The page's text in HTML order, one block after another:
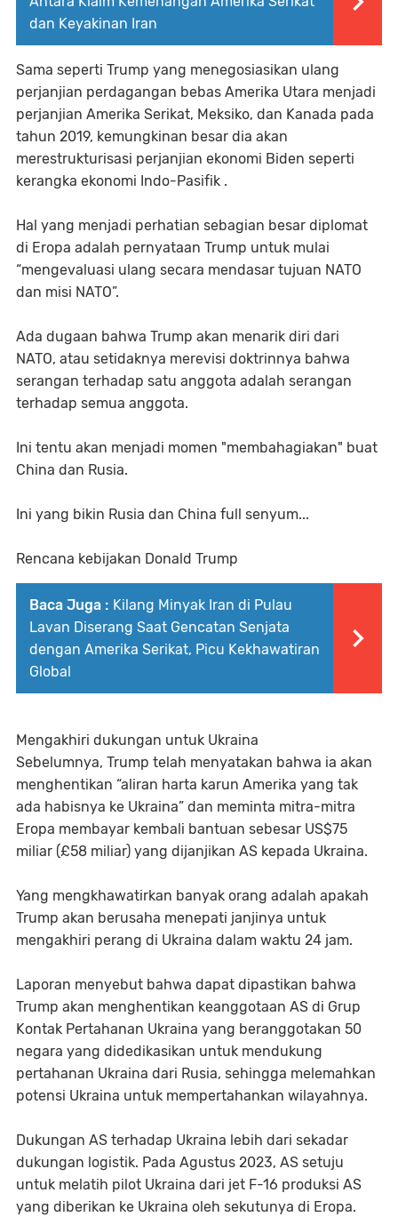
dan Keyakinan Iran
Sama seperti Trump yang menegosiasikan ulang
perjanjian perdagangan bebas Amerika Utara menjadi
perjanjian Amerika Serikat, Meksiko, dan Kanada pada
tahun 2019, kemungkinan besar dia akan
merestrukturisasi perjanjian ekonomi Biden seperti
kerangka ekonomi Indo-Pasifik .
Hal yang menjadi perhatian sebagian besar diplomat
di Eropa adalah pernyataan Trump untuk mulai
“mengevaluasi ulang secara mendasar tujuan NATO
dan misi NATO”.
Ada dugaan bahwa Trump akan menarik diri dari
NATO, atau setidaknya merevisi doktrinnya bahwa
serangan terhadap satu anggota adalah serangan
terhadap semua anggota.
Ini tentu akan menjadi momen "membahagiakan" buat
China dan Rusia.
Ini yang bikin Rusia dan China full senyum...
Rencana kebijakan Donald Trump
Baca Juga : Kilang Minyak Iran di Pulau
Lavan Diserang Saat Gencatan Senjata
dengan Amerika Serikat, Picu Kekhawatiran
Global
Mengakhiri dukungan untuk Ukraina
Sebelumnya, Trump telah menyatakan bahwa ia akan
menghentikan “aliran harta karun Amerika yang tak
ada habisnya ke Ukraina” dan meminta mitra-mitra
Eropa membayar kembali bantuan sebesar US$75
miliar (£58 miliar) yang dijanjikan AS kepada Ukraina.
Yang mengkhawatirkan banyak orang adalah apakah
Trump akan berusaha menepati janjinya untuk
mengakhiri perang di Ukraina dalam waktu 24 jam.
Laporan menyebut bahwa dapat dipastikan bahwa
Trump akan menghentikan keanggotaan AS di Grup
Kontak Pertahanan Ukraina yang beranggotakan 50
negara yang didedikasikan untuk mendukung
pertahanan Ukraina dari Rusia, sehingga melemahkan
potensi Ukraina untuk mempertahankan wilayahnya.
Dukungan AS terhadap Ukraina lebih dari sekadar
dukungan logistik. Pada Agustus 2023, AS setuju
untuk melatih pilot Ukraina dari jet F-16 produksi AS
yang diberikan ke Ukraina oleh sekutunya di Eropa.